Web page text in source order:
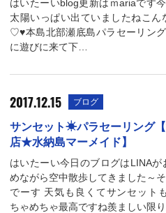
はいたーいblog更新はｍariaです
太陽いっぱい出ていましたねこ
♡♥本島北部瀬底島パラセーリン
に遊びに来て下…
2017.12.15 ブログ
サンセット☀パラセーリング
店★水納島マーメイド】
はいたーい今日のブログはLINA
めながら空中散歩してきました～
でーす 天気も良くてサンセット
ちゃめちゃ最高ですね羨ましい限